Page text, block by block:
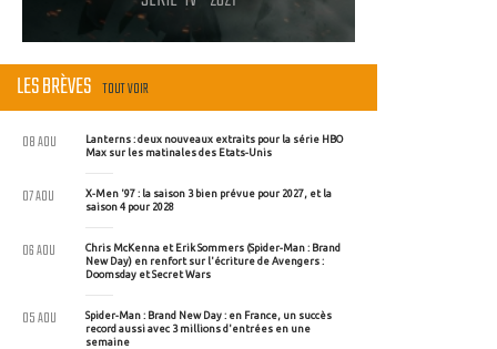
LES BRÈVES TOUT VOIR
Lanterns : deux nouveaux extraits pour la série HBO
Max sur les matinales des Etats-Unis
08 AOU
X-Men '97 : la saison 3 bien prévue pour 2027, et la
saison 4 pour 2028
07 AOU
Chris McKenna et Erik Sommers (Spider-Man : Brand
New Day) en renfort sur l'écriture de Avengers :
Doomsday et Secret Wars
06 AOU
Spider-Man : Brand New Day : en France, un succès
record aussi avec 3 millions d'entrées en une
semaine
05 AOU